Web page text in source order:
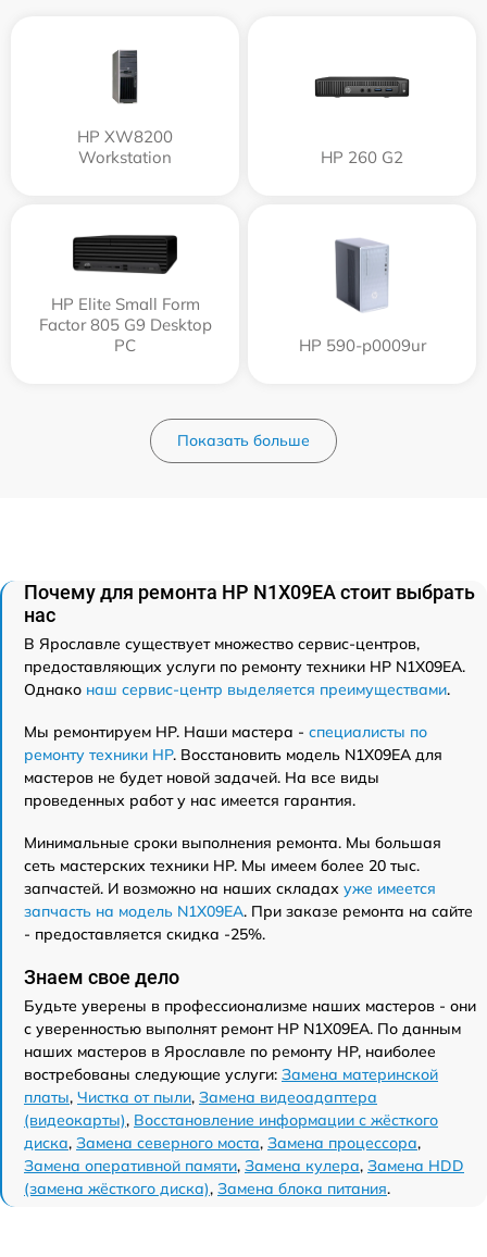
HP XW8200
Workstation
HP 260 G2
HP Elite Small Form
Factor 805 G9 Desktop
PC
HP 590-p0009ur
Показать больше
Почему для ремонта HP N1X09EA стоит выбрать
нас
В Ярославле существует множество сервис-центров,
предоставляющих услуги по ремонту техники HP N1X09EA.
Однако наш сервис-центр выделяется преимуществами.
Мы ремонтируем HP. Наши мастера - специалисты по
ремонту техники HP. Восстановить модель N1X09EA для
мастеров не будет новой задачей. На все виды
проведенных работ у нас имеется гарантия.
Минимальные сроки выполнения ремонта. Мы большая
сеть мастерских техники HP. Мы имеем более 20 тыс.
запчастей. И возможно на наших складах уже имеется
запчасть на модель N1X09EA. При заказе ремонта на сайте
- предоставляется скидка -25%.
Знаем свое дело
Будьте уверены в профессионализме наших мастеров - они
с уверенностью выполнят ремонт HP N1X09EA. По данным
наших мастеров в Ярославле по ремонту HP, наиболее
востребованы следующие услуги: Замена материнской
платы, Чистка от пыли, Замена видеоадаптера
(видеокарты), Восстановление информации с жёсткого
диска, Замена северного моста, Замена процессора,
Замена оперативной памяти, Замена кулера, Замена HDD
(замена жёсткого диска), Замена блока питания.